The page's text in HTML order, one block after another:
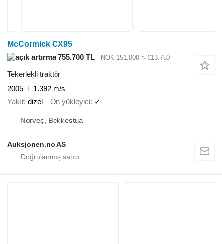
McCormick CX95
755.700 TL
NOK 151.000 ≈ €13.750
Tekerlekli traktör
2005
1.392 m/s
Yakıt dizel Ön yükleyici ✓
Norveç, Bekkestua
Auksjonen.no AS